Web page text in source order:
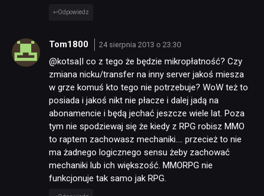
Odpowiedz
Tom1800 24 sierpnia 2013 o 23:30
@kotsa|I co z tego że będzie mikropłatność? Czy
zmiana nicku/transfer na inny server jakoś miesza
w grze komuś kto tego nie potrzebuje? WoW też to
posiada i jakoś nikt nie płacze i dalej jadą na
abonamencie i będą jechać jeszcze wiele lat. Poza
tym nie spodziewaj się że kiedy z RPG robisz MMO
to raptem zachowasz mechaniki…. przecież to nie
ma żadnego logicznego sensu żeby zachować
mechaniki lub ich większość. MMORPG nie
funkcjonuje tak samo jak RPG.